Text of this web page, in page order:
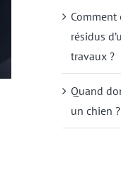
résidus
travaux ?
Quand
un chien ?